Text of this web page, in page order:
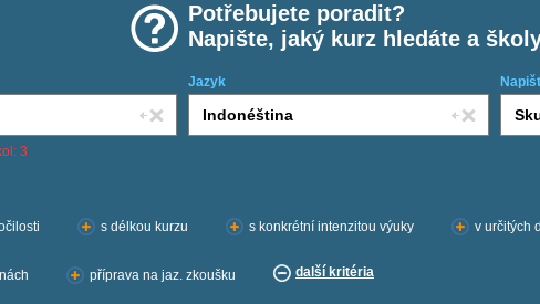
Potřebujete poradit?
Napište, jaký kurz hledáte a
Jazyk
3
s délkou kurzu s konkrétní intenzitou výuky v určitých
příprava na jaz. zkoušku další kritéria